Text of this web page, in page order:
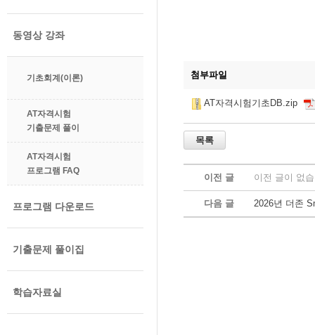
동영상 강좌
기초회계(이론)
AT자격시험
기출문제 풀이
AT자격시험
프로그램 FAQ
프로그램 다운로드
기출문제 풀이집
학습자료실
첨부파일
AT자격시험기초DB.zip
이전 글 이전 글이 없
다음 글 2026년 더존